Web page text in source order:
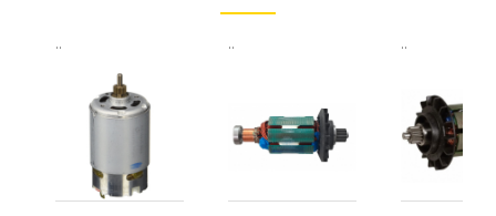
.. .. ..